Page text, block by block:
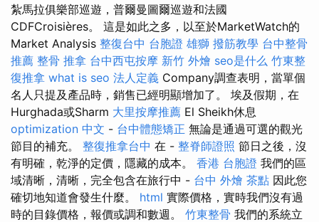
紮馬拉俱樂部巡遊，普爾曼圖爾巡遊和法國
CDFCroisières。 這是如此之多，以至於MarketWatch的
Market Analysis 整復台中 台胞證 雄獅 撥筋教學 台中整骨
推薦 整骨 推拿 台中西屯按摩 新竹 外燴 seo是什么 竹東整
復推拿 what is seo 法人定義 Company調查表明，當單個
名人只提及產品時，銷售已經明顯增加了。 埃及假期，在
Hurghada或Sharm 大里按摩推薦 El Sheikh休息
optimization 中文 - 台中體態矯正 無論是通過可選的觀光
節目的補充。 整復推拿台中 在 - 整脊師證照 節日之後，沒
有明確，乾淨的定價，隱藏的成本。 香港 台胞證 我們的區
域清晰，清晰，完全包含在旅行中 - 台中 外燴 茶點 因此您
確切地知道會發生什麼。 html 實際價格，實時我們沒有過
時的目錄價格，報價或調和數週。 竹東整骨 我們的系統立